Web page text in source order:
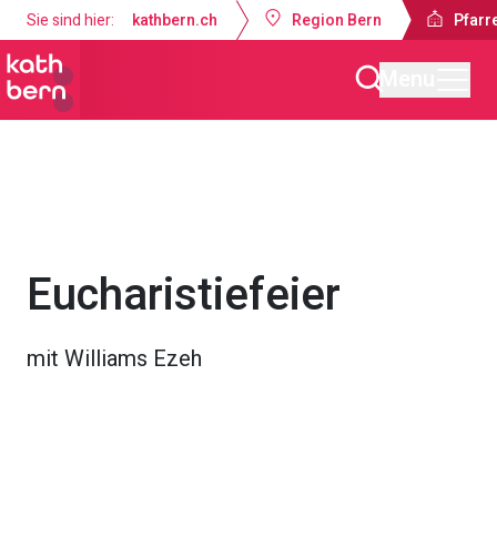
Sie sind hier: kathbern.ch Region Bern
Eucharistiefeier
mit Williams Ezeh